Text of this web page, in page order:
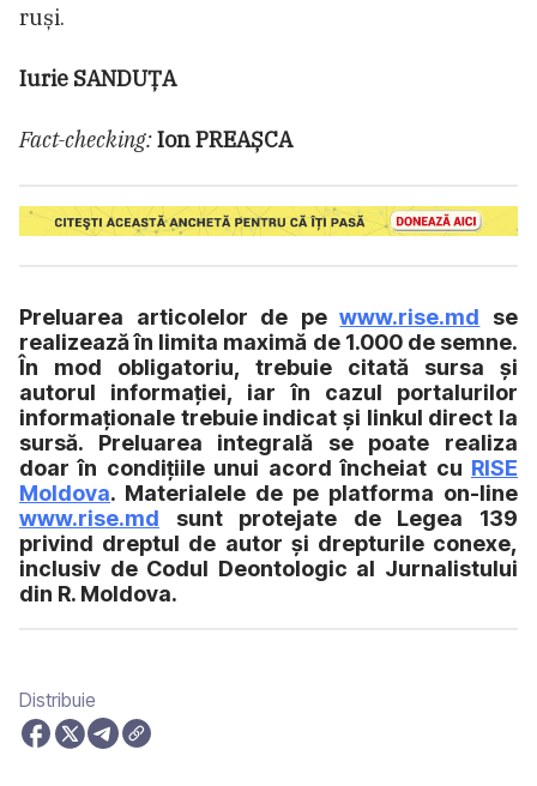
ruși.
Iurie SANDUȚA
Fact-checking:Ion PREAȘCA
Preluarea articolelor de pewww.rise.md se
realizează în limita maximă de 1.000 de semne.
În mod obligatoriu, trebuie citată sursa și
autorul informației, iar în cazul portalurilor
informaționale trebuie indicat și linkul direct la
sursă. Preluarea integrală se poate realiza
doar în condițiile unui acord încheiat cu RISE
Moldova. Materialele de pe platforma on-line
www.rise.md sunt protejate de Legea 139
privind dreptul de autor și drepturile conexe,
inclusiv de Codul Deontologic al Jurnalistului
din R. Moldova.
Distribuie